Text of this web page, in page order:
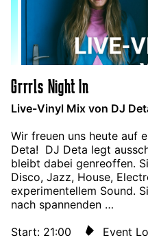
Grrrls Night In
Live-Vinyl Mix von DJ
Wir freuen uns heute auf
Deta! DJ Deta legt
bleibt dabei genreoffen.
Disco, Jazz, House,
experimentellem Sound.
nach spannenden …
Start: 21:00
Event